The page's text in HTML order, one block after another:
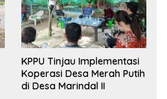
KPPU Tinjau Implementasi
Koperasi Desa Merah Putih
di Desa Marindal II